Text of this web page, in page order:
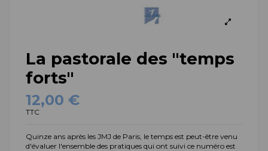
La pastorale des "temps
forts"
12,00 €
TTC
Quinze ans après les JMJ de Paris, le temps est peut-être venu
d'évaluer l'ensemble des pratiques qui ont suivi ce numéro est